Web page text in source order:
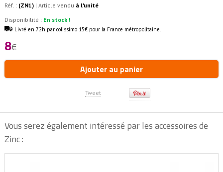
Réf. : (ZN1)| Article vendu à l'unité
Disponibilité : En stock !
Livré en 72h par colissimo 15€ pour la France métropolitaine.
8€
Ajouter au panier
Tweet
Vous serez également intéressé par les accessoires de
Zinc :